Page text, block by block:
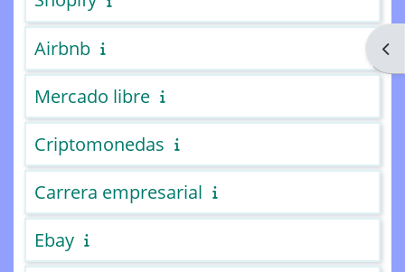
Airbnb
Mercado libre
Criptomonedas
Carrera empresarial
Ebay